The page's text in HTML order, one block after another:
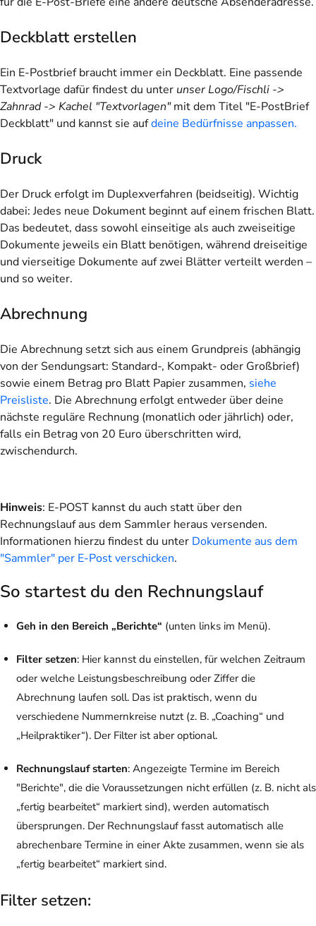
Deckblatt erstellen
Ein E-Postbrief braucht immer ein Deckblatt. Eine passende
Textvorlage dafür findest du unter unser Logo/Fischli ->
Zahnrad -> Kachel "Textvorlagen"mit dem Titel "E-PostBrief
Deckblatt" und kannst sie aufdeine Bedürfnisse anpassen.
Druck
Der Druck erfolgt im Duplexverfahren (beidseitig). Wichtig
dabei: Jedes neue Dokument beginnt auf einem frischen Blatt.
Das bedeutet, dass sowohl einseitige als auch zweiseitige
Dokumente jeweils ein Blatt benötigen, während dreiseitige
und vierseitige Dokumente auf zwei Blätter verteilt werden –
und so weiter.
Abrechnung
Die Abrechnung setzt sich aus einem Grundpreis (abhängig
von der Sendungsart: Standard-, Kompakt- oder Großbrief)
sowie einem Betrag pro Blatt Papier zusammen, siehe
Preisliste. Die Abrechnung erfolgt entweder über deine
nächste reguläre Rechnung (monatlich oder jährlich) oder,
falls ein Betrag von 20 Euro überschritten wird,
zwischendurch.
Hinweis: E-POST kannst du auch statt über den
Rechnungslauf aus dem Sammler heraus versenden.
Informationen hierzu findest du unter Dokumente aus dem
"Sammler" per E-Post verschicken.
So startest du den Rechnungslauf
Geh in den Bereich „Berichte“ (unten links im Menü).
Filter setzen: Hier kannst du einstellen, für welchen Zeitraum
oder welche Leistungsbeschreibung oder Ziffer die
Abrechnung laufen soll. Das ist praktisch, wenn du
verschiedene Nummernkreise nutzt (z. B. „Coaching“ und
„Heilpraktiker“). Der Filter ist aber optional.
Rechnungslauf starten: Angezeigte Termine im Bereich
"Berichte", die die Voraussetzungen nicht erfüllen (z. B. nicht als
„fertig bearbeitet“ markiert sind), werden automatisch
übersprungen. Der Rechnungslauf fasst automatisch alle
abrechenbare Termine in einer Akte zusammen, wenn sie als
„fertig bearbeitet“ markiert sind.
Filter setzen: